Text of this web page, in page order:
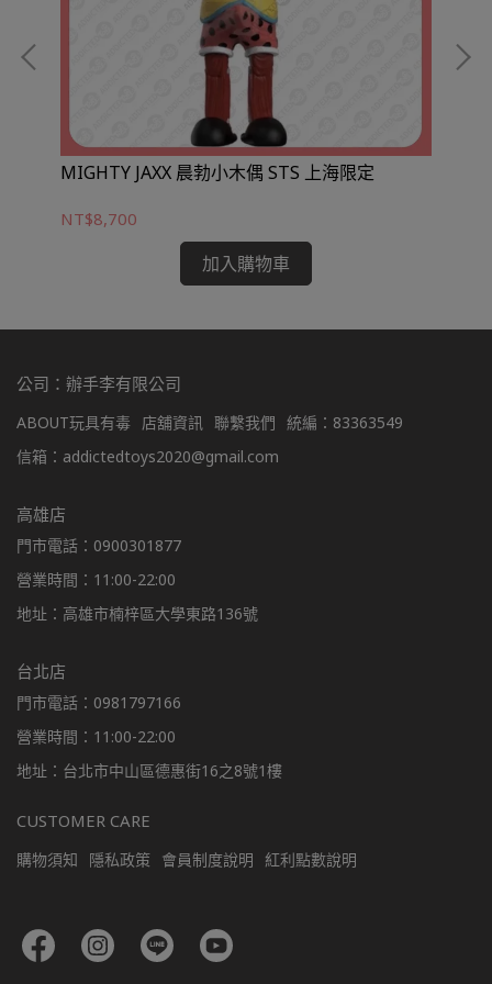
MIGHTY JAXX 晨勃小木偶 STS 上海限定
NT$8,700
加入購物車
公司：辦手李有限公司
ABOUT玩具有毒 店舖資訊 聯繫我們 統編：83363549
信箱：addictedtoys2020@gmail.com
高雄店
門市電話：0900301877
營業時間：11:00-22:00
地址：高雄市楠梓區大學東路136號
台北店
門市電話：0981797166
營業時間：11:00-22:00
地址：台北市中山區德惠街16之8號1樓
CUSTOMER CARE
購物須知 隱私政策 會員制度說明 紅利點數說明